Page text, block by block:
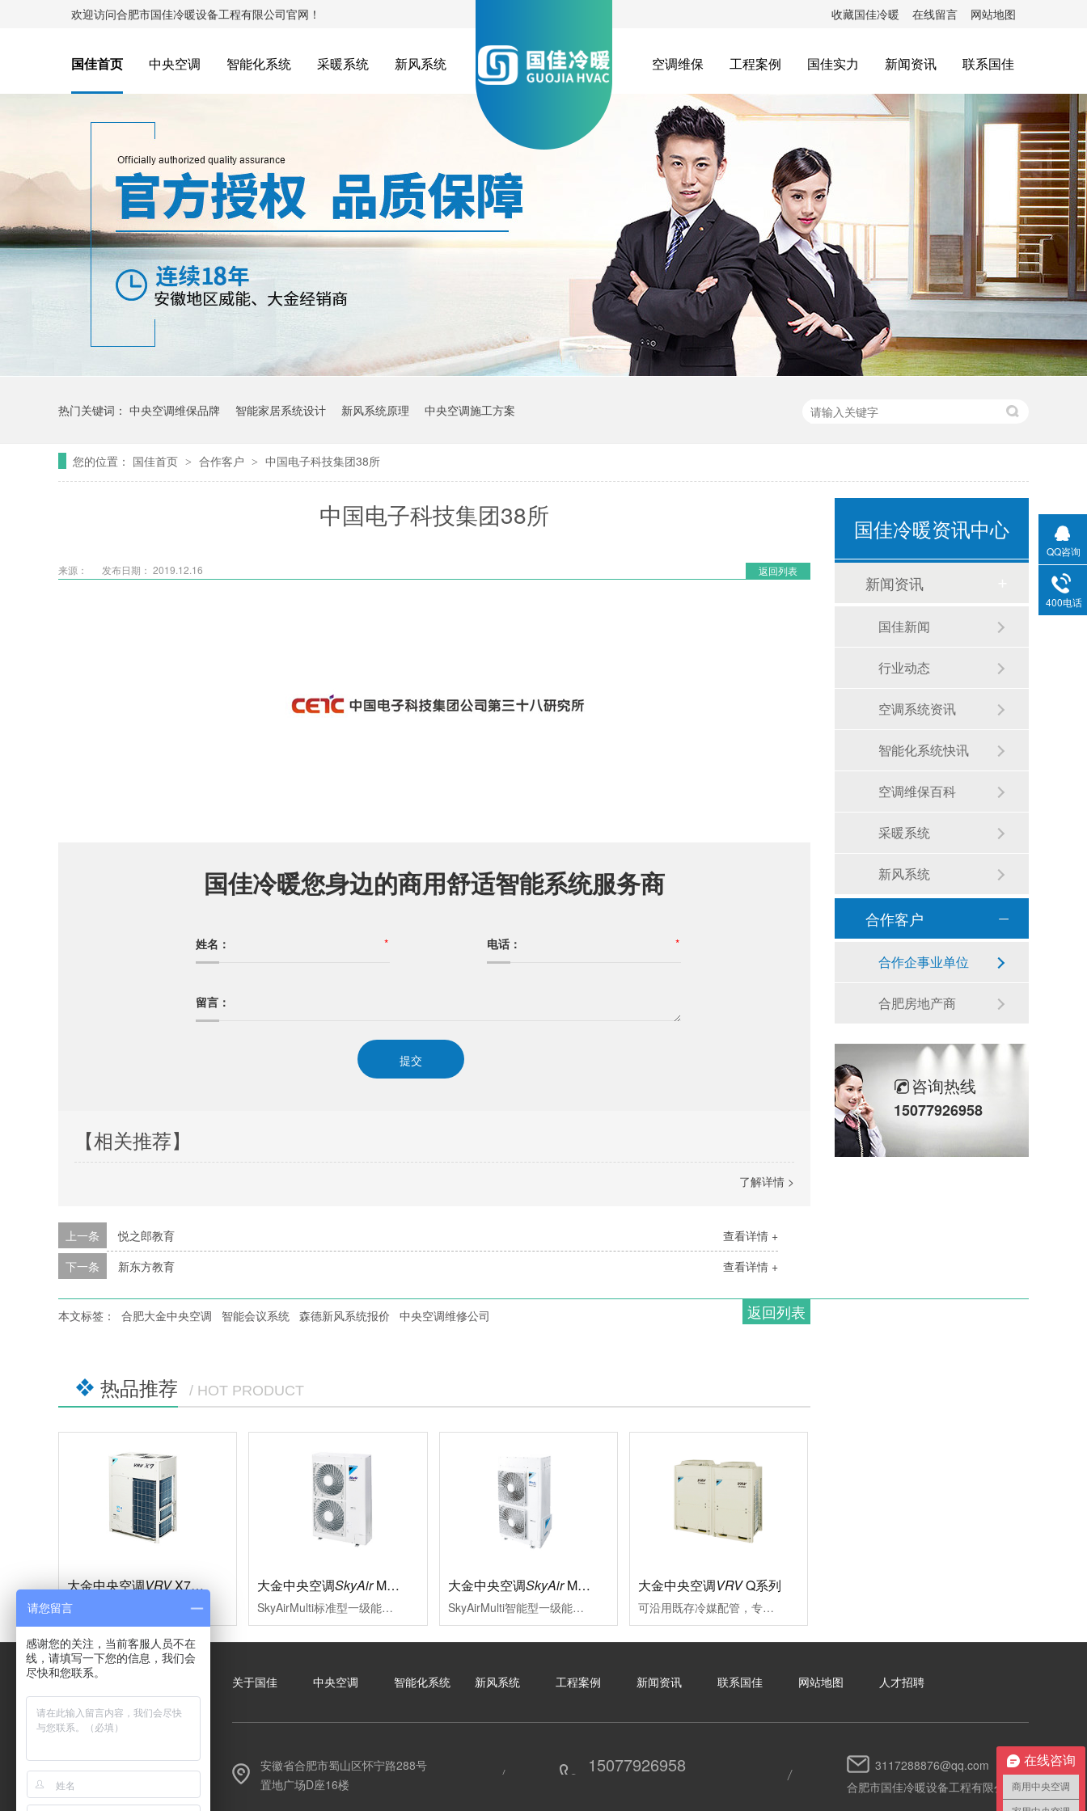
收藏国佳冷暖 在线留言 网站地图
欢迎访问合肥市国佳冷暖设备工程有限公司官网！
国佳首页 中央空调 智能化系统 采暖系统 新风系统 空调维保 工程案例 国佳实力 新闻资讯 联系国佳
热门关键词： 中央空调维保品牌 智能家居系统设计 新风系统原理 中央空调施工方案
您的位置： 国佳首页 > 合作客户 > 中国电子科技集团38所
中国电子科技集团38所
返回列表
来源： 发布日期： 2019.12.16
国佳冷暖您身边的商用舒适智能系统服务商
姓名： * 电话： *
留言：
【相关推荐】
了解详情 >
查看详情 +
上一条
悦之郎教育
查看详情 +
下一条 新东方教育
返回列表
本文标签： 合肥大金中央空调 智能会议系统 森德新风系统报价 中央空调维修公司
热品推荐 / HOT PRODUCT
大金中央空调VRVX7系列
多联式中央空调的革新，现代大型楼宇的必然选择充分满足现代楼宇对于中央空调系统的需求，系统运转效率进一步的提升空调的舒适性、节能型、设计安装的便利性、系统运转的可靠性等多项性能均达到业内赢领水平
大金中央空调SkyAirMulti标准型
SkyAirMulti标准型一级能效新冷媒变频多联式空调系统大金将变频多联技术适合用于中小型商业空间的特质融于SkyAirMulti系列中，能够贴合各类装修风格其室外机高集成，小巧化、化整为零的特点，更为外墙预留了更多充分表达建筑设计美感与品位的空间
大金中央空调SkyAirMulti智能型
SkyAirMulti智能型一级能效变频多联空调系统性能可靠、外形美观的SkyAirMulti系列空调，一直以来是各类中小型商业空间的智慧之选SkyAirMulti系列空调全面升级，用户在体验大金空调营造的舒适空气环境的同时，更因其智能便捷的控制，完善的服务及赢领的节能效果而获益良多
大金中央空调VRVQ系列
可沿用既存冷媒配管，专注应对大楼空调改造施工周期长、投资成本高、内装修补流程繁琐一直是大楼空调改造过程中面临的难题VRV更新用Q系列能快捷对应各类改造项目的中央空调系统
国佳冷暖资讯中心
新闻资讯
国佳新闻
行业动态
空调系统资讯
智能化系统快讯
空调维保百科
采暖系统
新风系统
合作客户
合作企事业单位
合肥房地产商
咨询热线
15077926958
关于国佳 中央空调 智能化系统 新风系统 工程案例 新闻资讯 联系国佳 网站地图 人才招聘
安徽省合肥市蜀山区怀宁路288号
置地广场D座16楼
15077926958
3117288876@qq.com
合肥市国佳冷暖设备工程有限公司
QQ咨询
400电话
在线咨询
商用中央空调
请您留言
感谢您的关注，当前客服人员不在
线，请填写一下您的信息，我们会
尽快和您联系。